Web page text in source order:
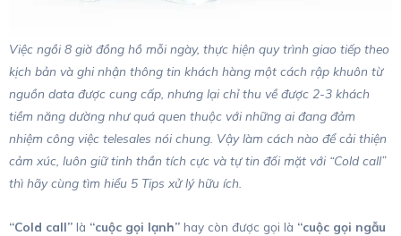
Việc ngồi 8 giờ đồng hồ mỗi ngày, thực hiện quy trình giao tiếp theo
kịch bản và ghi nhận thông tin khách hàng một cách rập khuôn từ
nguồn data được cung cấp, nhưng lại chỉ thu về được 2-3 khách
tiềm năng dường như quá quen thuộc với những ai đang đảm
nhiệm công việc telesales nói chung. Vậy làm cách nào để cải thiện
cảm xúc, luôn giữ tinh thần tích cực và tự tin đối mặt với “Cold call”
thì hãy cùng tìm hiểu 5 Tips xử lý hữu ích.
“Cold call” là “cuộc gọi lạnh” hay còn được gọi là “cuộc gọi ngẫu